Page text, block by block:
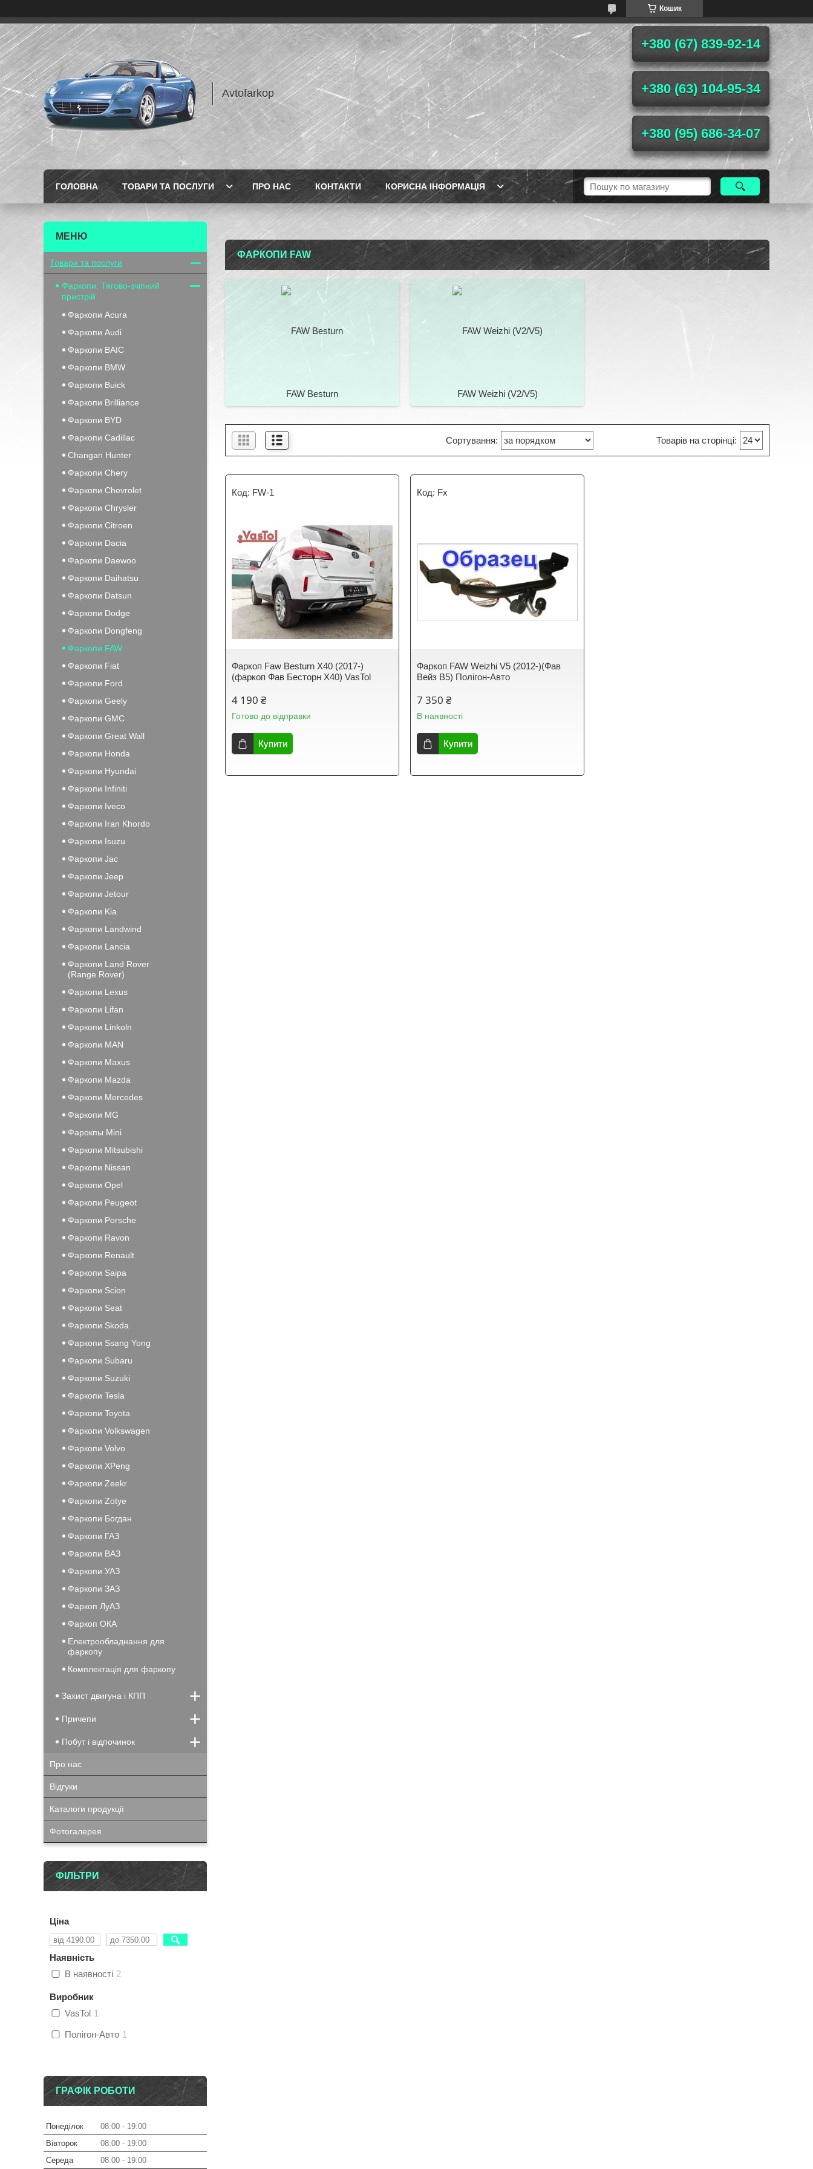
Кошик
Avtofarkop
+380 (67) 839-92-14
+380 (63) 104-95-34
+380 (95) 686-34-07
ГОЛОВНА ТОВАРИ ТА ПОСЛУГИ ПРО НАС КОНТАКТИ КОРИСНА ІНФОРМАЦІЯ
ФАРКОПИ FAW
FAW Besturn FAW Weizhi (V2/V5)
FW-1
Фаркоп Faw Besturn X40 (2017-)
(фаркоп Фав Бесторн Х40) VasTol
4 190 ₴
Готово до відправки
Купити
Fx
Фаркоп FAW Weizhi V5 (2012-)(Фав
Вейз В5) Полігон-Авто
7 350 ₴
В наявності
Купити
Товари та послуги
Фаркопи, Тягово-зчіпний
пристрій
Фаркопи Acura
Фаркопи Audi
Фаркопи BAIC
Фаркопи BMW
Фаркопи Buick
Фаркопи Brilliance
Фаркопи BYD
Фаркопи Cadillac
Changan Hunter
Фаркопи Chery
Фаркопи Chevrolet
Фаркопи Chrysler
Фаркопи Citroen
Фаркопи Dacia
Фаркопи Daewoo
Фаркопи Daihatsu
Фаркопи Datsun
Фаркопи Dodge
Фаркопи Dongfeng
Фаркопи FAW
Фаркопи Fiat
Фаркопи Ford
Фаркопи Geely
Фаркопи GMC
Фаркопи Great Wall
Фаркопи Honda
Фаркопи Hyundai
Фаркопи Infiniti
Фаркопи Iveco
Фаркопи Iran Khordo
Фаркопи Isuzu
Фаркопи Jac
Фаркопи Jeep
Фаркопи Jetour
Фаркопи Kia
Фаркопи Landwind
Фаркопи Lancia
Фаркопи Land Rover
(Range Rover)
Фаркопи Lexus
Фаркопи Lifan
Фаркопи Linkoln
Фаркопи MAN
Фаркопи Maxus
Фаркопи Mazda
Фаркопи Mercedes
Фаркопи MG
Фарокпы Mini
Фаркопи Mitsubishi
Фаркопи Nissan
Фаркопи Opel
Фаркопи Peugeot
Фаркопи Porsche
Фаркопи Ravon
Фаркопи Renault
Фаркопи Saipa
Фаркопи Scion
Фаркопи Seat
Фаркопи Skoda
Фаркопи Ssang Yong
Фаркопи Subaru
Фаркопи Suzuki
Фаркопи Tesla
Фаркопи Toyota
Фаркопи Volkswagen
Фаркопи Volvo
Фаркопи XPeng
Фаркопи Zeekr
Фаркопи Zotye
Фаркопи Богдан
Фаркопи ГАЗ
Фаркопи ВАЗ
Фаркопи УАЗ
Фаркопи ЗАЗ
Фаркоп ЛуАЗ
Фаркоп ОКА
Електрообладнання для
фаркопу
Комплектація для фаркопу
Захист двигуна і КПП
Причепи
Побут і відпочинок
Про нас
Відгуки
Каталоги продукції
Фотогалерея
ФІЛЬТРИ
Ціна
Наявність
В наявності 2
Виробник
VasTol 1
Полігон-Авто 1
ГРАФІК РОБОТИ
Понеділок 08:00
19:00
Вівторок
08:00
19:00
Середа
08:00 19:00